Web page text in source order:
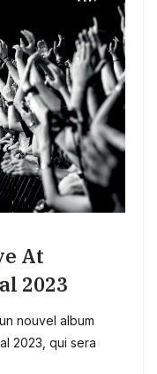
At
2023
nouvel album
2023, qui sera